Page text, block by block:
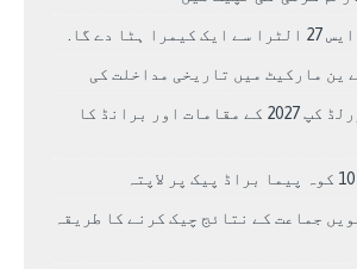
دے گا.
ین مارکیٹ میں تاریخی مداخلت کی
مردوں کے کرکٹ ورلڈ کپ 2027 کے مقامات اور برانڈ کا
جماعت کے نتائج چیک کرنے کا طریقہ